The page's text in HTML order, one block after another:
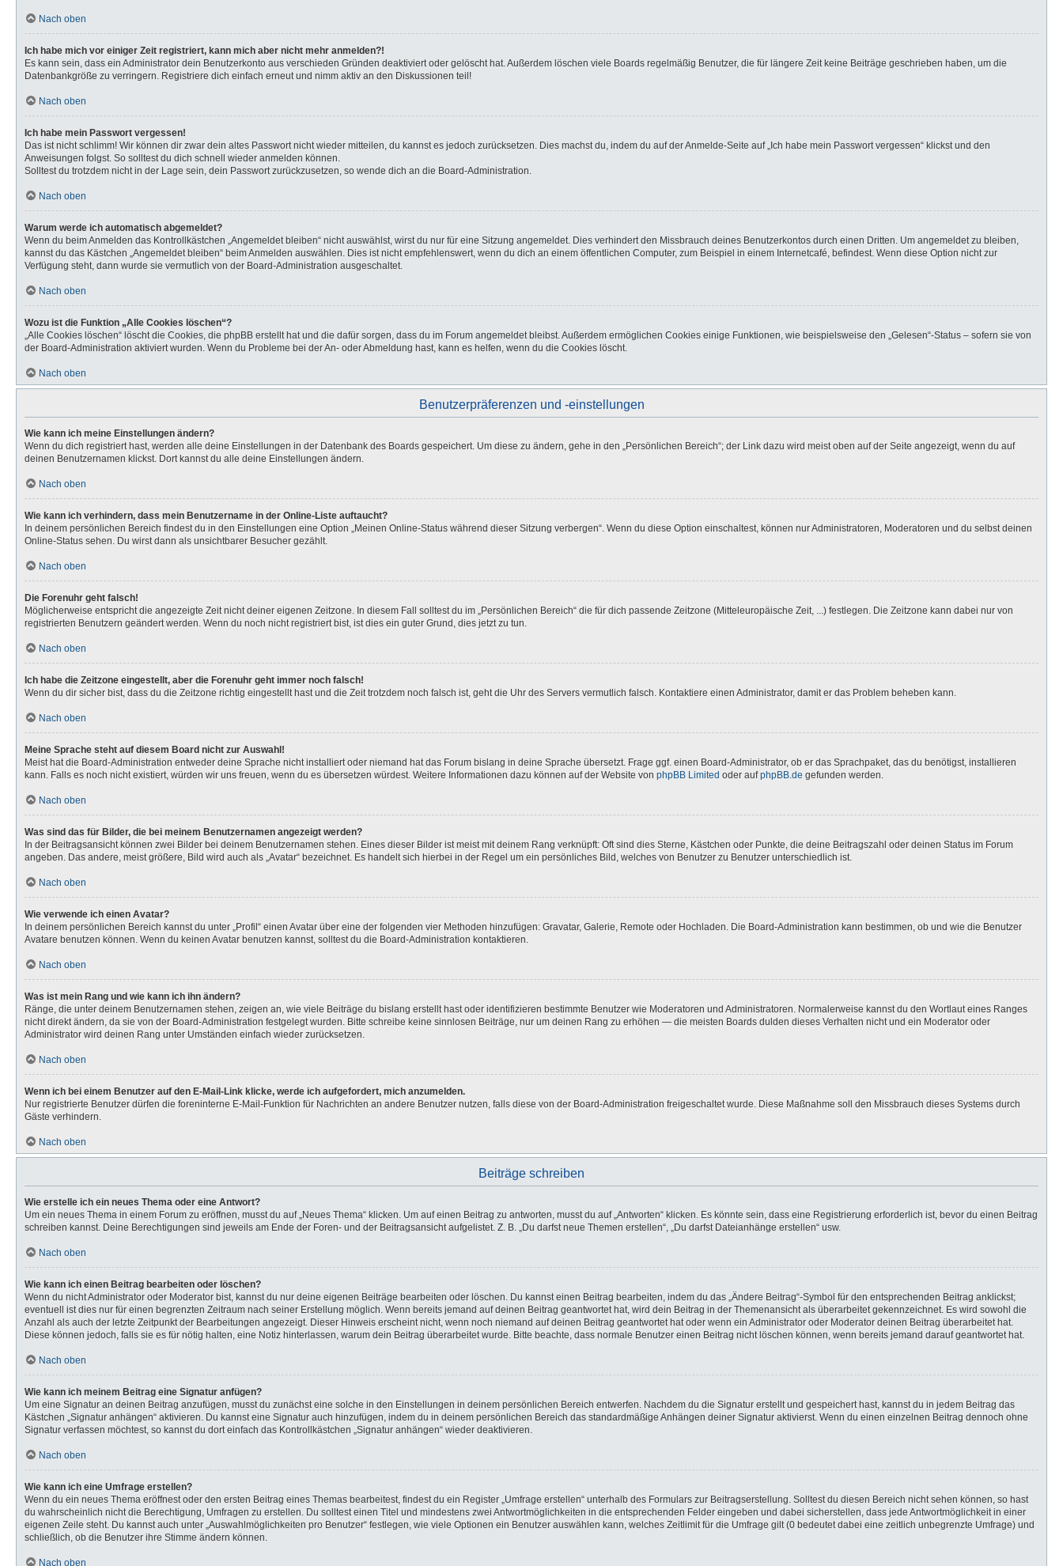
Nach oben
Ich habe mich vor einiger Zeit registriert, kann mich aber nicht mehr anmelden?!
Es kann sein, dass ein Administrator dein Benutzerkonto aus verschieden Gründen deaktiviert oder gelöscht hat. Außerdem löschen viele Boards regelmäßig Benutzer, die für längere Zeit keine Beiträge geschrieben haben, um die
Datenbankgröße zu verringern. Registriere dich einfach erneut und nimm aktiv an den Diskussionen teil!
Nach oben
Ich habe mein Passwort vergessen!
Das ist nicht schlimm! Wir können dir zwar dein altes Passwort nicht wieder mitteilen, du kannst es jedoch zurücksetzen. Dies machst du, indem du auf der Anmelde-Seite auf „Ich habe mein Passwort vergessen“ klickst und den
Anweisungen folgst. So solltest du dich schnell wieder anmelden können.
Solltest du trotzdem nicht in der Lage sein, dein Passwort zurückzusetzen, so wende dich an die Board-Administration.
Nach oben
Warum werde ich automatisch abgemeldet?
Wenn du beim Anmelden das Kontrollkästchen „Angemeldet bleiben“ nicht auswählst, wirst du nur für eine Sitzung angemeldet. Dies verhindert den Missbrauch deines Benutzerkontos durch einen Dritten. Um angemeldet zu bleiben,
kannst du das Kästchen „Angemeldet bleiben“ beim Anmelden auswählen. Dies ist nicht empfehlenswert, wenn du dich an einem öffentlichen Computer, zum Beispiel in einem Internetcafé, befindest. Wenn diese Option nicht zur
Verfügung steht, dann wurde sie vermutlich von der Board-Administration ausgeschaltet.
Nach oben
Wozu ist die Funktion „Alle Cookies löschen“?
„Alle Cookies löschen“ löscht die Cookies, die phpBB erstellt hat und die dafür sorgen, dass du im Forum angemeldet bleibst. Außerdem ermöglichen Cookies einige Funktionen, wie beispielsweise den „Gelesen“-Status – sofern sie von
der Board-Administration aktiviert wurden. Wenn du Probleme bei der An- oder Abmeldung hast, kann es helfen, wenn du die Cookies löscht.
Nach oben
Benutzerpräferenzen und -einstellungen
Wie kann ich meine Einstellungen ändern?
Wenn du dich registriert hast, werden alle deine Einstellungen in der Datenbank des Boards gespeichert. Um diese zu ändern, gehe in den „Persönlichen Bereich“; der Link dazu wird meist oben auf der Seite angezeigt, wenn du auf
deinen Benutzernamen klickst. Dort kannst du alle deine Einstellungen ändern.
Nach oben
Wie kann ich verhindern, dass mein Benutzername in der Online-Liste auftaucht?
In deinem persönlichen Bereich findest du in den Einstellungen eine Option „Meinen Online-Status während dieser Sitzung verbergen“. Wenn du diese Option einschaltest, können nur Administratoren, Moderatoren und du selbst deinen
Online-Status sehen. Du wirst dann als unsichtbarer Besucher gezählt.
Nach oben
Die Forenuhr geht falsch!
Möglicherweise entspricht die angezeigte Zeit nicht deiner eigenen Zeitzone. In diesem Fall solltest du im „Persönlichen Bereich“ die für dich passende Zeitzone (Mitteleuropäische Zeit, ...) festlegen. Die Zeitzone kann dabei nur von
registrierten Benutzern geändert werden. Wenn du noch nicht registriert bist, ist dies ein guter Grund, dies jetzt zu tun.
Nach oben
Ich habe die Zeitzone eingestellt, aber die Forenuhr geht immer noch falsch!
Wenn du dir sicher bist, dass du die Zeitzone richtig eingestellt hast und die Zeit trotzdem noch falsch ist, geht die Uhr des Servers vermutlich falsch. Kontaktiere einen Administrator, damit er das Problem beheben kann.
Nach oben
Meine Sprache steht auf diesem Board nicht zur Auswahl!
Meist hat die Board-Administration entweder deine Sprache nicht installiert oder niemand hat das Forum bislang in deine Sprache übersetzt. Frage ggf. einen Board-Administrator, ob er das Sprachpaket, das du benötigst, installieren
kann. Falls es noch nicht existiert, würden wir uns freuen, wenn du es übersetzen würdest. Weitere Informationen dazu können auf der Website von phpBB Limited oder aufphpBB.de gefunden werden.
Nach oben
Was sind das für Bilder, die bei meinem Benutzernamen angezeigt werden?
In der Beitragsansicht können zwei Bilder bei deinem Benutzernamen stehen. Eines dieser Bilder ist meist mit deinem Rang verknüpft: Oft sind dies Sterne, Kästchen oder Punkte, die deine Beitragszahl oder deinen Status im Forum
angeben. Das andere, meist größere, Bild wird auch als „Avatar“ bezeichnet. Es handelt sich hierbei in der Regel um ein persönliches Bild, welches von Benutzer zu Benutzer unterschiedlich ist.
Nach oben
Wie verwende ich einen Avatar?
In deinem persönlichen Bereich kannst du unter „Profil“ einen Avatar über eine der folgenden vier Methoden hinzufügen: Gravatar, Galerie, Remote oder Hochladen. Die Board-Administration kann bestimmen, ob und wie die Benutzer
Avatare benutzen können. Wenn du keinen Avatar benutzen kannst, solltest du die Board-Administration kontaktieren.
Nach oben
Was ist mein Rang und wie kann ich ihn ändern?
Ränge, die unter deinem Benutzernamen stehen, zeigen an, wie viele Beiträge du bislang erstellt hast oder identifizieren bestimmte Benutzer wie Moderatoren und Administratoren. Normalerweise kannst du den Wortlaut eines Ranges
nicht direkt ändern, da sie von der Board-Administration festgelegt wurden. Bitte schreibe keine sinnlosen Beiträge, nur um deinen Rang zu erhöhen — die meisten Boards dulden dieses Verhalten nicht und ein Moderator oder
Administrator wird deinen Rang unter Umständen einfach wieder zurücksetzen.
Nach oben
Wenn ich bei einem Benutzer auf den E-Mail-Link klicke, werde ich aufgefordert, mich anzumelden.
Nur registrierte Benutzer dürfen die foreninterne E-Mail-Funktion für Nachrichten an andere Benutzer nutzen, falls diese von der Board-Administration freigeschaltet wurde. Diese Maßnahme soll den Missbrauch dieses Systems durch
Gäste verhindern.
Nach oben
Beiträge schreiben
Wie erstelle ich ein neues Thema oder eine Antwort?
Um ein neues Thema in einem Forum zu eröffnen, musst du auf „Neues Thema“ klicken. Um auf einen Beitrag zu antworten, musst du auf „Antworten“ klicken. Es könnte sein, dass eine Registrierung erforderlich ist, bevor du einen Beitrag
schreiben kannst. Deine Berechtigungen sind jeweils am Ende der Foren- und der Beitragsansicht aufgelistet. Z. B. „Du darfst neue Themen erstellen“, „Du darfst Dateianhänge erstellen“ usw.
Nach oben
Wie kann ich einen Beitrag bearbeiten oder löschen?
Wenn du nicht Administrator oder Moderator bist, kannst du nur deine eigenen Beiträge bearbeiten oder löschen. Du kannst einen Beitrag bearbeiten, indem du das „Ändere Beitrag“-Symbol für den entsprechenden Beitrag anklickst;
eventuell ist dies nur für einen begrenzten Zeitraum nach seiner Erstellung möglich. Wenn bereits jemand auf deinen Beitrag geantwortet hat, wird dein Beitrag in der Themenansicht als überarbeitet gekennzeichnet. Es wird sowohl die
Anzahl als auch der letzte Zeitpunkt der Bearbeitungen angezeigt. Dieser Hinweis erscheint nicht, wenn noch niemand auf deinen Beitrag geantwortet hat oder wenn ein Administrator oder Moderator deinen Beitrag überarbeitet hat.
Diese können jedoch, falls sie es für nötig halten, eine Notiz hinterlassen, warum dein Beitrag überarbeitet wurde. Bitte beachte, dass normale Benutzer einen Beitrag nicht löschen können, wenn bereits jemand darauf geantwortet hat.
Nach oben
Wie kann ich meinem Beitrag eine Signatur anfügen?
Um eine Signatur an deinen Beitrag anzufügen, musst du zunächst eine solche in den Einstellungen in deinem persönlichen Bereich entwerfen. Nachdem du die Signatur erstellt und gespeichert hast, kannst du in jedem Beitrag das
Kästchen „Signatur anhängen“ aktivieren. Du kannst eine Signatur auch hinzufügen, indem du in deinem persönlichen Bereich das standardmäßige Anhängen deiner Signatur aktivierst. Wenn du einen einzelnen Beitrag dennoch ohne
Signatur verfassen möchtest, so kannst du dort einfach das Kontrollkästchen „Signatur anhängen“ wieder deaktivieren.
Nach oben
Wie kann ich eine Umfrage erstellen?
Wenn du ein neues Thema eröffnest oder den ersten Beitrag eines Themas bearbeitest, findest du ein Register „Umfrage erstellen“ unterhalb des Formulars zur Beitragserstellung. Solltest du diesen Bereich nicht sehen können, so hast
du wahrscheinlich nicht die Berechtigung, Umfragen zu erstellen. Du solltest einen Titel und mindestens zwei Antwortmöglichkeiten in die entsprechenden Felder eingeben und dabei sicherstellen, dass jede Antwortmöglichkeit in einer
eigenen Zeile steht. Du kannst auch unter „Auswahlmöglichkeiten pro Benutzer“ festlegen, wie viele Optionen ein Benutzer auswählen kann, welches Zeitlimit für die Umfrage gilt (0 bedeutet dabei eine zeitlich unbegrenzte Umfrage) und
schließlich, ob die Benutzer ihre Stimme ändern können.
Nach oben